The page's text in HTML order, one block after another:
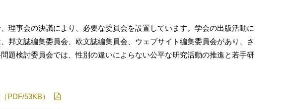
理事会の決議により、必要な委員会を設置しています。学会の出版活動に
邦文誌編集委員会、欧文誌編集員会、ウェブサイト編集委員会があり、さ
題検討委員会では、性別の違いによらない公平な研究活動の推進と若手研
PDF/53KB）